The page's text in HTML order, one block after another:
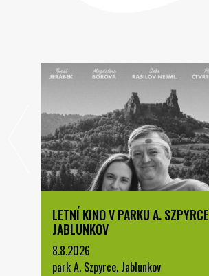
LETNÍ KINO V PARKU A. SZPYRCE
JABLUNKOV
8.8.2026
park A. Szpyrce, Jablunkov